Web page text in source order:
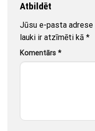
Atbildēt
Jūsu e-pasta
lauki ir atzīmēti kā *
Komentārs *